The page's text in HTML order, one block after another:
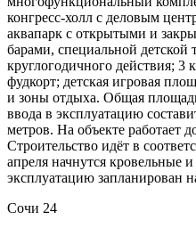
конгресс-холл с деловым
аквапарк с открытыми и
барами, специальной детской
круглогодичного действия; 3
фудкорт; детская игровая
и зоны отдыха. Общая
ввода в эксплуатацию
метров. На объекте работает
Строительство идёт в
апреля начнутся кровельные
эксплуатацию запланирован
Сочи 24